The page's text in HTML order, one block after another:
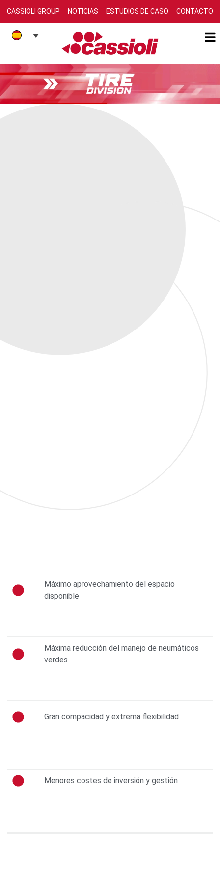
CASSIOLI GROUP NOTICIAS ESTUDIOS DE CASO CONTACTO
Máximo aprovechamiento del espacio
disponible
Máxima reducción del manejo de neumáticos
verdes
Gran compacidad y extrema flexibilidad
Menores costes de inversión y gestión